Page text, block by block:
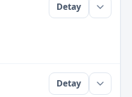
Detay
Detay